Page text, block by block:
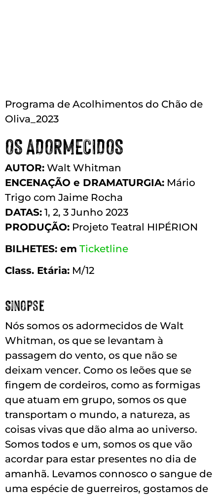
Programa de Acolhimentos do Chão de
Oliva_2023
OS ADORMECIDOS
AUTOR: Walt Whitman
ENCENAÇÃO e DRAMATURGIA: Mário
Trigo com Jaime Rocha
DATAS: 1, 2, 3 Junho 2023
PRODUÇÃO: Projeto Teatral HIPÉRION
BILHETES: em Ticketline
Class. Etária: M/12
Sinopse
Nós somos os adormecidos de Walt
Whitman, os que se levantam à
passagem do vento, os que não se
deixam vencer. Como os leões que se
fingem de cordeiros, como as formigas
que atuam em grupo, somos os que
transportam o mundo, a natureza, as
coisas vivas que dão alma ao universo.
Somos todos e um, somos os que vão
acordar para estar presentes no dia de
amanhã. Levamos connosco o sangue de
uma espécie de guerreiros, gostamos de